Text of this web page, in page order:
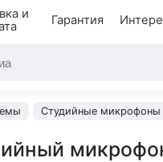
и
Гарантия
Студийные микрофоны